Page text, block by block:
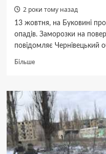
2 роки тому назад
13 жовтня, на Буковині
опадів. Заморозки на
повідомляє Чернівецький
БільшеДокладніше
на
Буковині
очікуються
заморозки
–
синоптики